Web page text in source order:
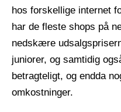
hos forskellige internet
har de fleste shops på
nedskære
juniorer, og samtidig
betragteligt, og endda
omkostninger.